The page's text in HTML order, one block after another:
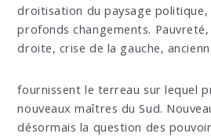
droitisation du paysage politique,
profonds changements.
droite, crise de la gauche,
fournissent le terreau sur lequel
nouveaux maîtres du Sud.
désormais la question des